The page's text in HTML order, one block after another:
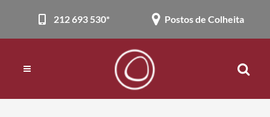
212 693 530* Postos de Colheita